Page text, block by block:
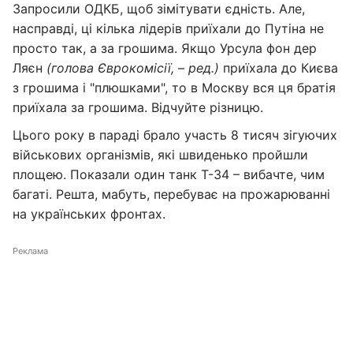
Запросили ОДКБ, щоб зімітувати єдність. Але,
насправді, ці кілька лідерів приїхали до Путіна не
просто так, а за грошима. Якщо Урсула фон дер
Ляєн (голова Єврокомісії, – ред.) приїхала до Києва
з грошима і "плюшками", то в Москву вся ця братія
приїхала за грошима. Відчуйте різницю.
Цього року в параді брало участь 8 тисяч зігуючих
військових організмів, які швиденько пройшли
площею. Показали один танк Т-34 – вибачте, чим
багаті. Решта, мабуть, перебуває на прожарюванні
на українських фронтах.
Реклама